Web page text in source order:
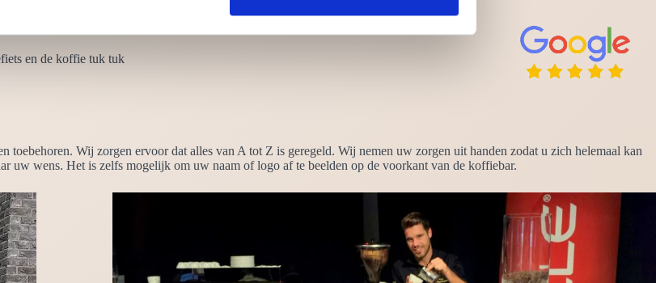
en de koffie tuk tuk
Wij zorgen ervoor dat alles van A tot Z is geregeld. Wij nemen uw zorgen uit handen zodat u zich helemaal kan
uw wens. Het is zelfs mogelijk om uw naam of logo af te beelden op de voorkant van de koffiebar.